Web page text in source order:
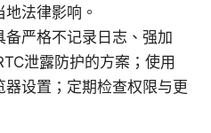
法律影响。
严格不记录日志、强加
泄露防护的方案；使用
设置；定期检查权限与更